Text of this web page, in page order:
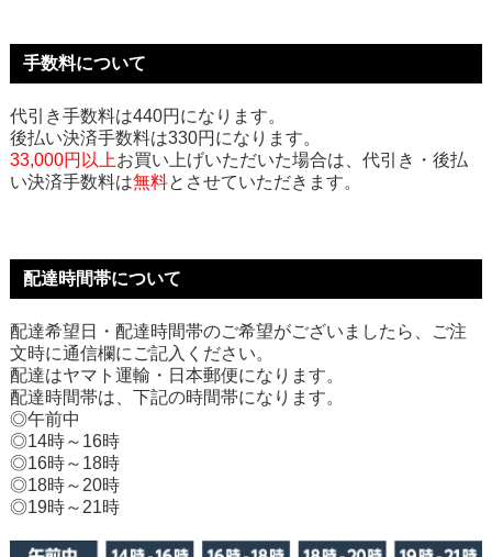
手数料について
代引き手数料は440円になります。
後払い決済手数料は330円になります。
33,000円以上お買い上げいただいた場合は、代引き・後払
い決済手数料は無料とさせていただきます。
配達時間帯について
配達希望日・配達時間帯のご希望がございましたら、ご注
文時に通信欄にご記入ください。
配達はヤマト運輸・日本郵便になります。
配達時間帯は、下記の時間帯になります。
◎午前中
◎14時～16時
◎16時～18時
◎18時～20時
◎19時～21時